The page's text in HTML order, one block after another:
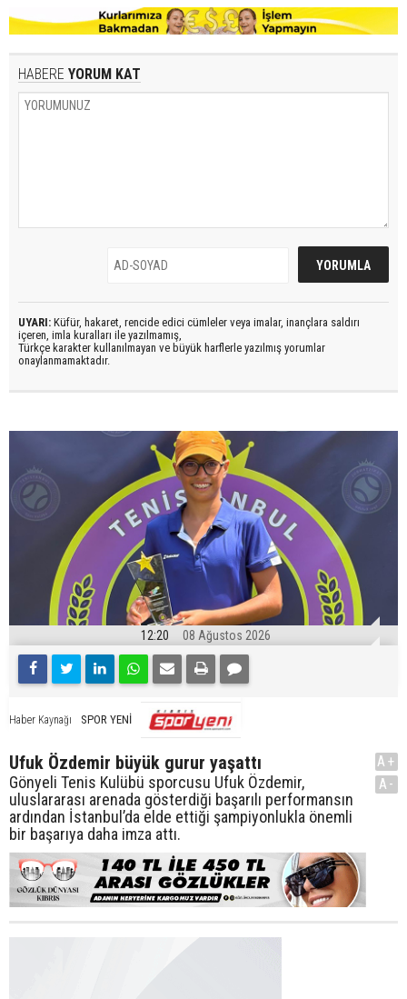
HABERE YORUM KAT
UYARI: Küfür, hakaret, rencide edici cümleler veya imalar, inançlara saldırı
içeren, imla kuralları ile yazılmamış,
Türkçe karakter kullanılmayan ve büyük harflerle yazılmış yorumlar
onaylanmamaktadır.
12:20 08 Ağustos 2026
Haber Kaynağı SPOR YENİ
Ufuk Özdemir büyük gurur yaşattı
Gönyeli Tenis Kulübü sporcusu Ufuk Özdemir,
uluslararası arenada gösterdiği başarılı performansın
ardından İstanbul’da elde ettiği şampiyonlukla önemli
bir başarıya daha imza attı.
A+
A-